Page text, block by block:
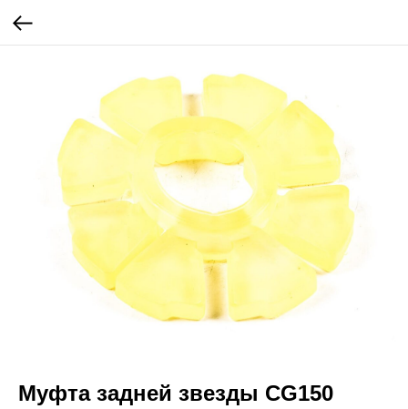
Муфта задней звезды CG150